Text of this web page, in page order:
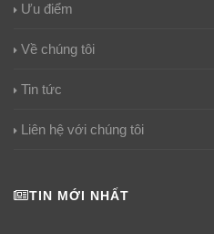
Ưu điểm
Về chúng tôi
Tin tức
Liên hệ với chúng tôi
TIN MỚI NHẤT